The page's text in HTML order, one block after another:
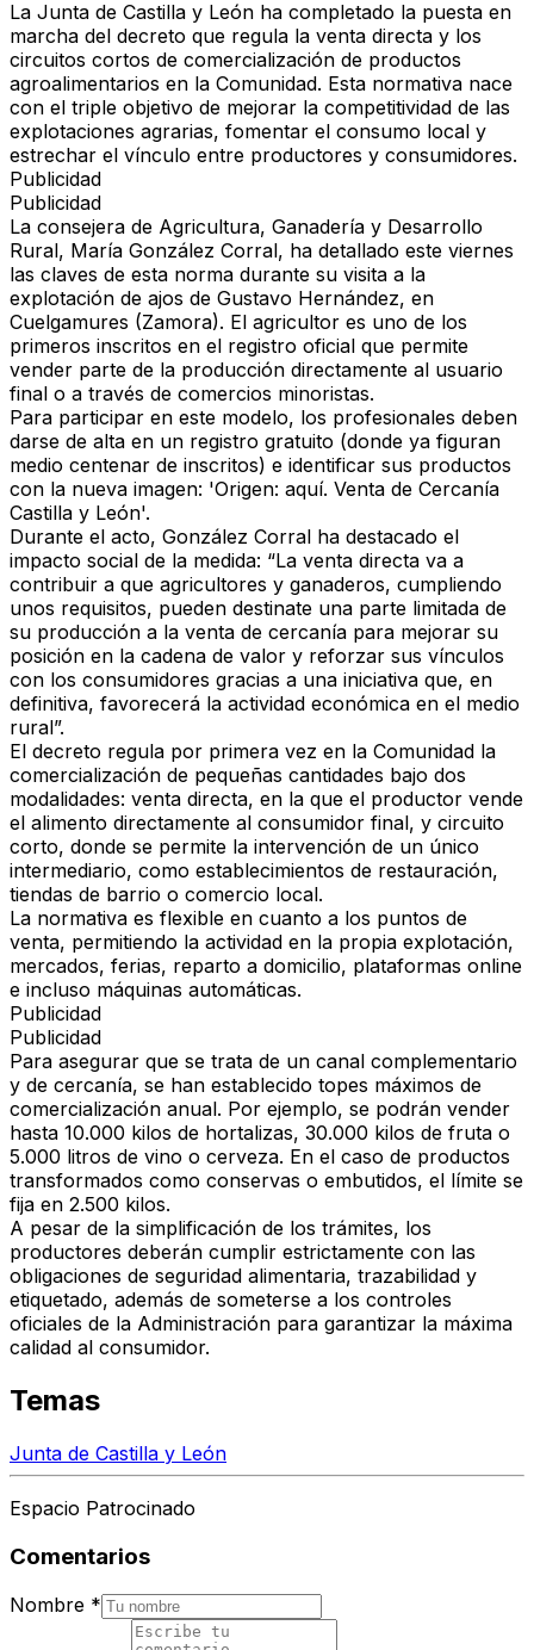
La Junta de Castilla y León ha completado la puesta en
marcha del decreto que regula la venta directa y los
circuitos cortos de comercialización de productos
agroalimentarios en la Comunidad. Esta normativa nace
con el triple objetivo de mejorar la competitividad de las
explotaciones agrarias, fomentar el consumo local y
estrechar el vínculo entre productores y consumidores.
Publicidad
Publicidad
La consejera de Agricultura, Ganadería y Desarrollo
Rural, María González Corral, ha detallado este viernes
las claves de esta norma durante su visita a la
explotación de ajos de Gustavo Hernández, en
Cuelgamures (Zamora). El agricultor es uno de los
primeros inscritos en el registro oficial que permite
vender parte de la producción directamente al usuario
final o a través de comercios minoristas.
Para participar en este modelo, los profesionales deben
darse de alta en un registro gratuito (donde ya figuran
medio centenar de inscritos) e identificar sus productos
con la nueva imagen: 'Origen: aquí. Venta de Cercanía
Castilla y León'.
Durante el acto, González Corral ha destacado el
impacto social de la medida: “La venta directa va a
contribuir a que agricultores y ganaderos, cumpliendo
unos requisitos, pueden destinate una parte limitada de
su producción a la venta de cercanía para mejorar su
posición en la cadena de valor y reforzar sus vínculos
con los consumidores gracias a una iniciativa que, en
definitiva, favorecerá la actividad económica en el medio
rural”.
El decreto regula por primera vez en la Comunidad la
comercialización de pequeñas cantidades bajo dos
modalidades: venta directa, en la que el productor vende
el alimento directamente al consumidor final, y circuito
corto, donde se permite la intervención de un único
intermediario, como establecimientos de restauración,
tiendas de barrio o comercio local.
La normativa es flexible en cuanto a los puntos de
venta, permitiendo la actividad en la propia explotación,
mercados, ferias, reparto a domicilio, plataformas online
e incluso máquinas automáticas.
Publicidad
Publicidad
Para asegurar que se trata de un canal complementario
y de cercanía, se han establecido topes máximos de
comercialización anual. Por ejemplo, se podrán vender
hasta 10.000 kilos de hortalizas, 30.000 kilos de fruta o
5.000 litros de vino o cerveza. En el caso de productos
transformados como conservas o embutidos, el límite se
fija en 2.500 kilos.
A pesar de la simplificación de los trámites, los
productores deberán cumplir estrictamente con las
obligaciones de seguridad alimentaria, trazabilidad y
etiquetado, además de someterse a los controles
oficiales de la Administración para garantizar la máxima
calidad al consumidor.
Temas
Junta de Castilla y León
Espacio Patrocinado
Comentarios
Nombre *